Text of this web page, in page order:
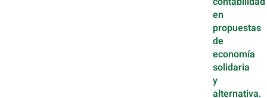
en
propuestas
de
economía
solidaria
y
alternativa.